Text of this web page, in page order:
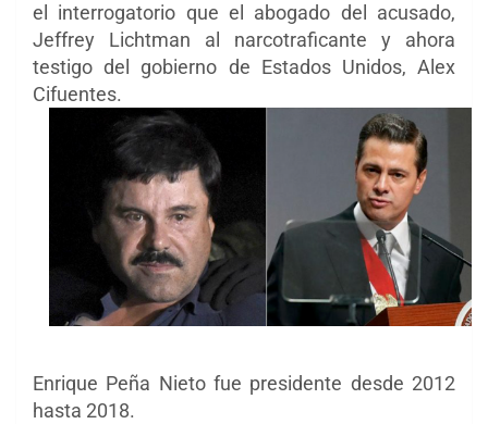
el interrogatorio que el abogado del acusado,
Jeffrey Lichtman al narcotraficante y ahora
testigo del gobierno de Estados Unidos, Alex
Cifuentes.
Enrique Peña Nieto fue presidente desde 2012
hasta 2018.